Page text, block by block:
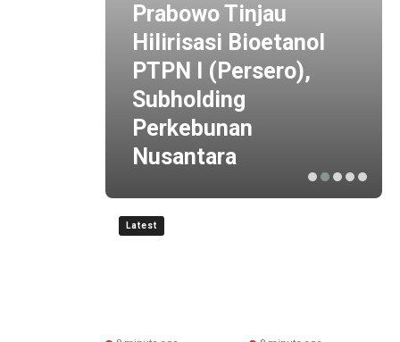
Prabowo Tinjau
Hilirisasi Bioetanol
PTPN I (Persero),
Subholding
Perkebunan
Nusantara
Latest